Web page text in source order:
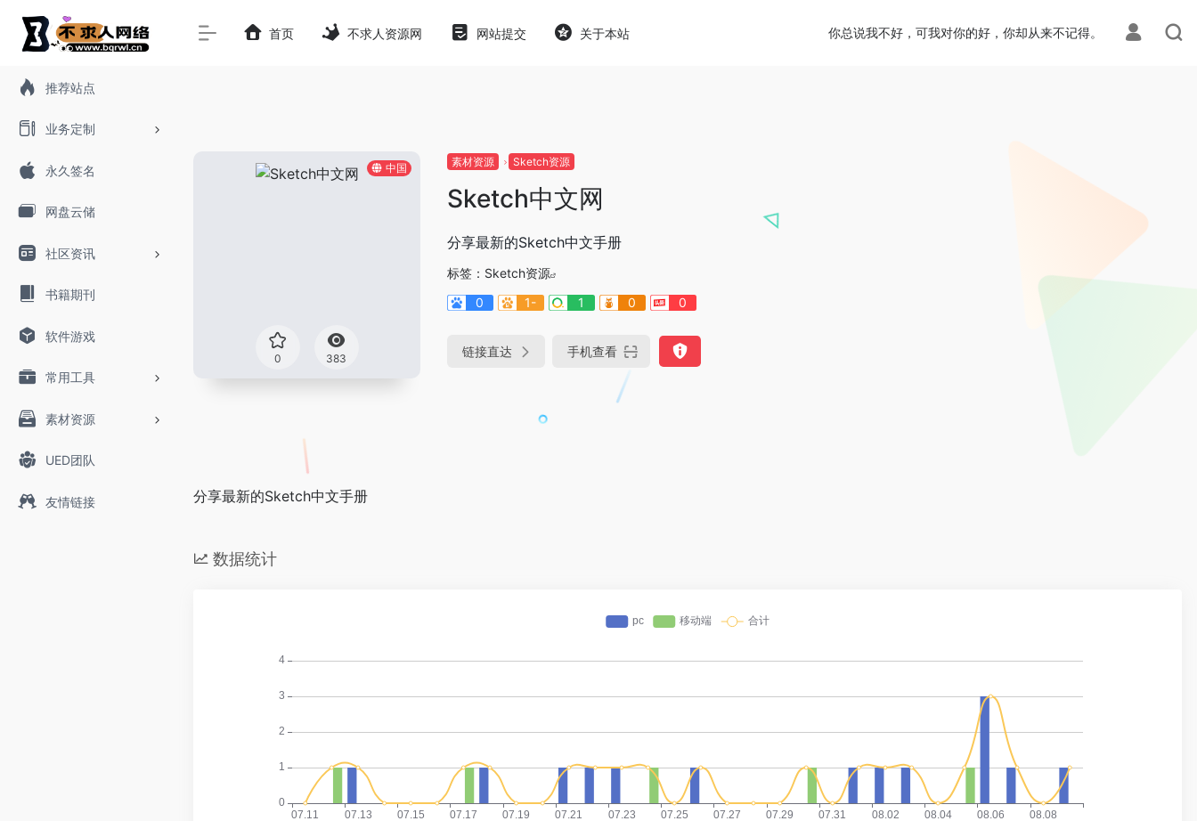
推荐站点
业务定制
永久签名
网盘云储
社区资讯
书籍期刊
软件游戏
常用工具
素材资源
UED团队
友情链接
首页 不求人资源网 网站提交 关于本站 你总说我不好，可我对你的好，你却从来不记得。
中国
0 383
素材资源 Sketch资源
Sketch中文网
分享最新的Sketch中文手册
标签： Sketch资源
0
1- 1 0 0
链接直达 手机查看
分享最新的Sketch中文手册
数据统计